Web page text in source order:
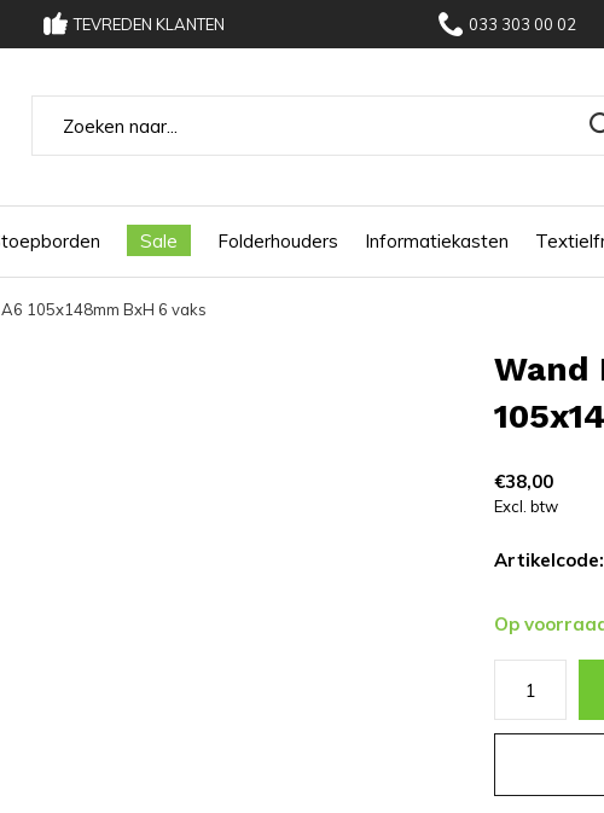
TEVREDEN KLANTEN 033 303 00 02
Folderhouders
Sale Informatiekasten
105x148mm BxH 6 vaks
Wand
€38,00
Excl. btw
Artikelcode:
Op